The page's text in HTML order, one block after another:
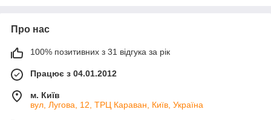
Про нас
100% позитивних з 31 відгука за рік
Працює з 04.01.2012
м. Київ
вул, Лугова, 12, ТРЦ Караван, Київ, Україна